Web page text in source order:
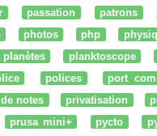
passation patrons
photos php
planètes planktoscope
polices port com
notes privatisation
prusa mini+ pycto